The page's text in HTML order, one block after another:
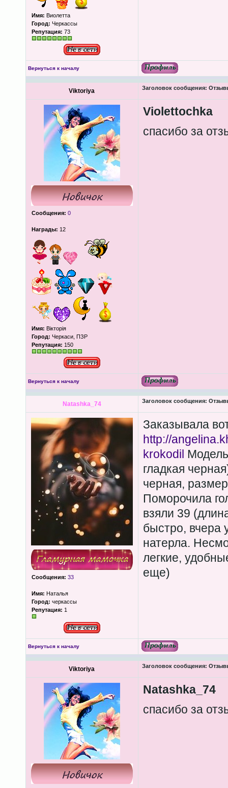
Имя: Виолетта
Город: Черкассы
Репутация: 73
Вернуться к началу
Viktoriya Заголовок сообщения:
Сообщения: 0
Награды: 12
Имя: Вікторія
Город: Черкаси, ПЗР
Репутация: 150
Violettochka
спасибо за
Вернуться к началу
Natashka_74 Заголовок сообщения:
Сообщения: 33
Имя: Наталья
Город: черкассы
Репутация: 1
Заказывала
http://
krokodil
гладкая
черная,
Поморочила
взяли 39
быстро, вчера
натерла.
легкие,
еще)
Вернуться к началу
Viktoriya Заголовок сообщения:
Natashka_74
спасибо за